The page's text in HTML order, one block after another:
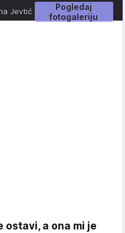
Pogledaj
fotogaleriju
Jevtić
ostavi, a ona mi je